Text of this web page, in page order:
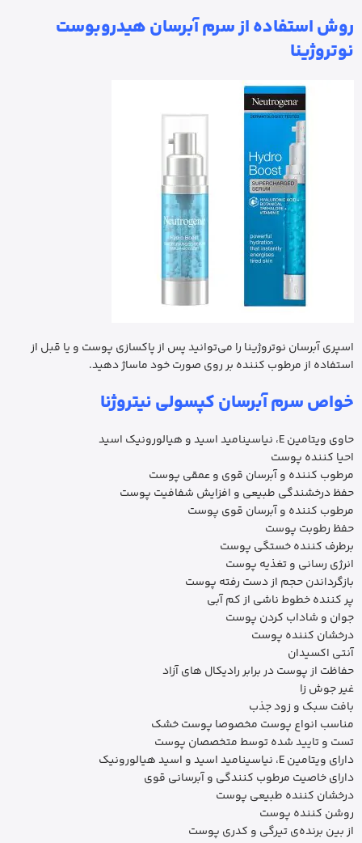
روش استفاده از سرم آبرسان هیدروبوست
نوتروژینا
اسپری آبرسان نوتروژینا را می‌توانید پس از پاکسازی پوست و یا قبل از
استفاده از مرطوب کننده بر روی صورت خود ماساژ دهید.
خواص سرم آبرسان کپسولی نیتروژنا
حاوی ویتامین E، نیاسینامید اسید و هیالورونیک اسید
احیا کننده پوست
مرطوب کننده و آبرسان قوی و عمقی پوست
حفظ درخشندگی طبیعی و افزایش شفافیت پوست
مرطوب کننده و آبرسان قوی پوست
حفظ رطوبت پوست
برطرف کننده خستگی پوست
انرژی رسانی و تغذیه پوست
بازگرداندن حجم از دست رفته پوست
پر کننده خطوط ناشی از کم آبی
جوان و شاداب کردن پوست
درخشان کننده پوست
آنتی اکسیدان
حفاظت از پوست در برابر رادیکال های آزاد
غیر جوش زا
بافت سبک و زود جذب
مناسب انواع پوست مخصوصا پوست خشک
تست و تایید شده توسط متخصصان پوست
دارای ویتامین E، نیاسینامید اسید و اسید هیالورونیک
دارای خاصیت مرطوب کنندگی و آبرسانی قوی
درخشان کننده طبیعی پوست
روشن کننده پوست
از بین برنده‌ی تیرگی و کدری پوست